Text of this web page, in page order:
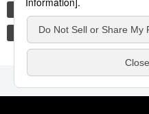
sociedad
genkan
costumbres